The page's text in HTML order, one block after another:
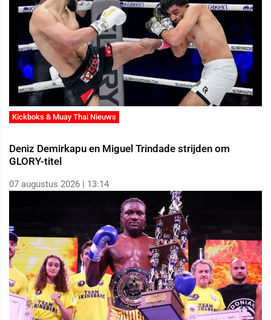
Kickboks & Muay Thai Nieuws
Deniz Demirkapu en Miguel Trindade strijden om
GLORY-titel
07 augustus 2026 | 13:14